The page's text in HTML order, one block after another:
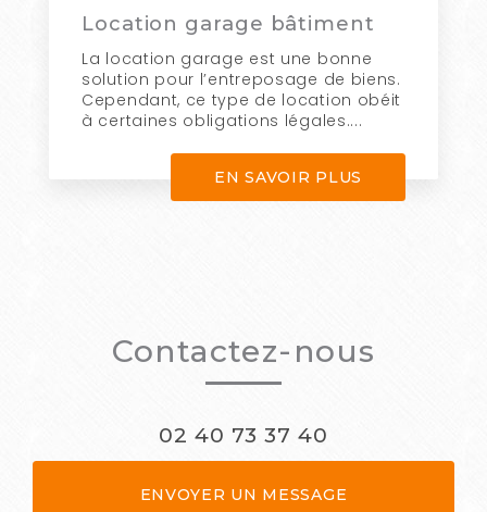
Location garage bâtiment
La location garage est une bonne
solution pour l’entreposage de biens.
Cependant, ce type de location obéit
à certaines obligations légales....
EN SAVOIR PLUS
Contactez-nous
02 40 73 37 40
ENVOYER UN MESSAGE